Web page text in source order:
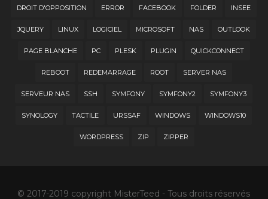
DROIT D'OPPOSITION ERROR FACEBOOK FOLDER INSEE
JQUERY LINUX LOGICIEL MICROSOFT NAS OUTLOOK
PAGE BLANCHE PC PLESK PLUGIN QUICKCONNECT
REBOOT REDEMARRAGE ROOT SERVER NAS
SERVEUR NAS SSH SYMFONY SYMFONY2 SYMFONY3
SYNOLOGY TACTILE URSSAF WINDOWS WINDOWS10
WORDPRESS ZIP ZIPPER
© 2017-2019 copyright MisterTeed - Tous droits réservés